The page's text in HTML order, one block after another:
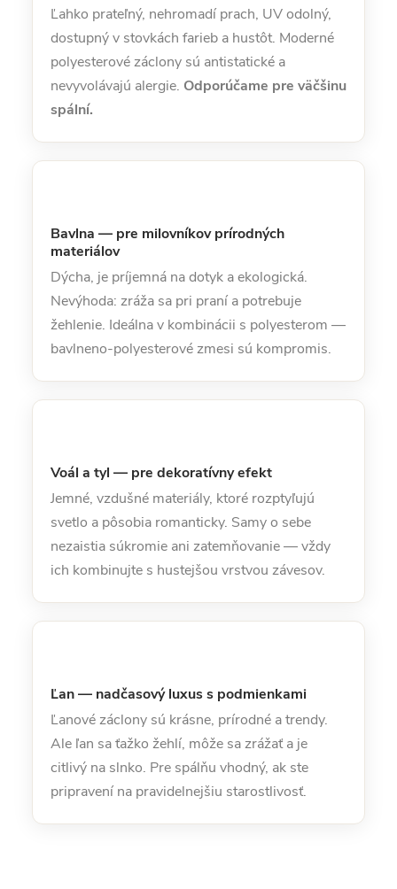
Ľahko prateľný, nehromadí prach, UV odolný,
dostupný v stovkách farieb a hustôt. Moderné
polyesterové záclony sú antistatické a
nevyvolávajú alergie. Odporúčame pre väčšinu
spální.
Bavlna — pre milovníkov prírodných
materiálov
Dýcha, je príjemná na dotyk a ekologická.
Nevýhoda: zráža sa pri praní a potrebuje
žehlenie. Ideálna v kombinácii s polyesterom —
bavlneno-polyesterové zmesi sú kompromis.
Voál a tyl — pre dekoratívny efekt
Jemné, vzdušné materiály, ktoré rozptyľujú
svetlo a pôsobia romanticky. Samy o sebe
nezaistia súkromie ani zatemňovanie — vždy
ich kombinujte s hustejšou vrstvou závesov.
Ľan — nadčasový luxus s podmienkami
Ľanové záclony sú krásne, prírodné a trendy.
Ale ľan sa ťažko žehlí, môže sa zrážať a je
citlivý na slnko. Pre spálňu vhodný, ak ste
pripravení na pravidelnejšiu starostlivosť.